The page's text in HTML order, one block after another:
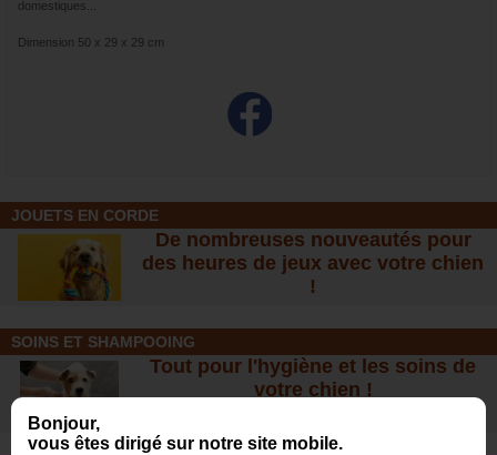
Bonjour,
vous êtes dirigé sur notre site mobile.
domestiques...
Dimension 50 x 29 x 29 cm
JOUETS EN CORDE
De nombreuses nouveautés pour
des heures de jeux avec votre chien
!
SOINS ET SHAMPOOING
Tout pour l'hygiène et les soins de
votre chien !